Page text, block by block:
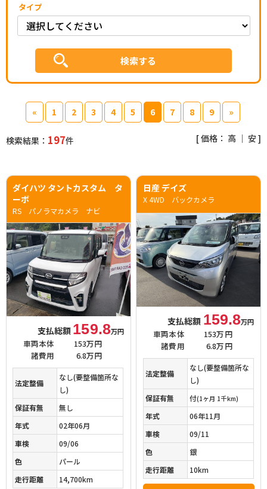
タイプ
« 1 2 3 4 5 6 7 8 9 »
検索結果： 197件 [ 価格： 高 ｜ 安]
ダイハツ タントカスタム タ
ーボ
RS パノラマカメラ ナビ
支払総額 159.8万円
車両本体
153万円
諸費用
6.8万円
法定整備
なし(要整備箇所な
し)
保証有無
無し
年式
02年06月
車検
09/06
色
パール
走行距離
14,700km
日産 デイズ
X 4WD バックカメラ
支払総額 159.8万円
車両本体
153万円
諸費用
6.8万円
法定整備
なし(要整備箇所な
し)
保証有無
付(1ヶ月 1千km)
年式
06年11月
車検
09/11
色
銀
走行距離
10km